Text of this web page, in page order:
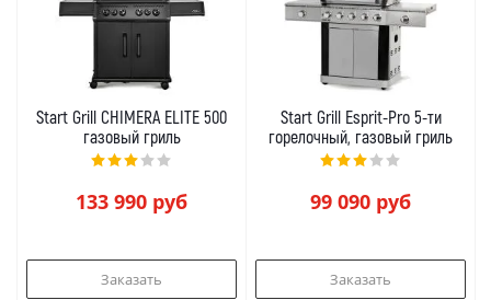
Start Grill CHIMERA ELITE 500
газовый гриль
133 990 руб
Заказать
Start Grill Esprit-Pro 5-ти
горелочный, газовый гриль
99 090 руб
Заказать